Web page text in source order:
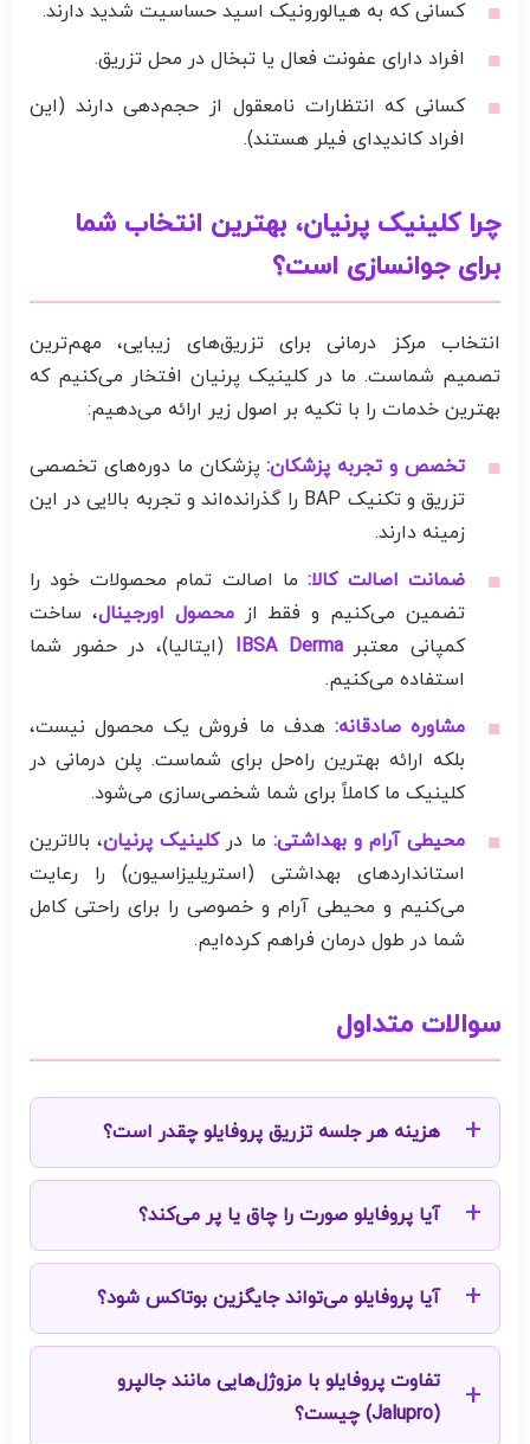
کسانی که به هیالورونیک اسید حساسیت شدید دارند.
افراد دارای عفونت فعال یا تبخال در محل تزریق.
کسانی که انتظارات نامعقول از حجم‌دهی دارند (این
افراد کاندیدای فیلر هستند).
چراکلینیک پرنیان، بهترین انتخاب شما
برای جوانسازی است؟
انتخاب مرکز درمانی برای تزریق‌های زیبایی، مهم‌ترین
تصمیم شماست. ما در کلینیک پرنیان افتخار می‌کنیم که
بهترین خدمات را با تکیه بر اصول زیر ارائه می‌دهیم:
تخصص و تجربه پزشکان:پزشکان ما دوره‌های تخصصی
تزریق و تکنیک BAP را گذرانده‌اند و تجربه بالایی در این
زمینه دارند.
ضمانت اصالت کالا:ما اصالت تمام محصولات خود را
تضمین می‌کنیم و فقط ازمحصول اورجینال، ساخت
کمپانی معتبرIBSA Derma (ایتالیا)، در حضور شما
استفاده می‌کنیم.
مشاوره صادقانه: هدف ما فروش یک محصول نیست،
بلکه ارائه بهترین راه‌حل برای شماست. پلن درمانی در
کلینیک ما کاملاً برای شما شخصی‌سازی می‌شود.
محیطی آرام و بهداشتی: ما درکلینیک پرنیان، بالاترین
استانداردهای بهداشتی (استریلیزاسیون) را رعایت
می‌کنیم و محیطی آرام و خصوصی را برای راحتی کامل
شما در طول درمان فراهم کرده‌ایم.
سوالات متداول
هزینه هر جلسه تزریق پروفایلو چقدر است؟
آیا پروفایلو صورت را چاق یا پر می‌کند؟
آیا پروفایلو می‌تواند جایگزین بوتاکس شود؟
تفاوت پروفایلو با مزوژل‌هایی مانند جالپرو
(Jalupro) چیست؟